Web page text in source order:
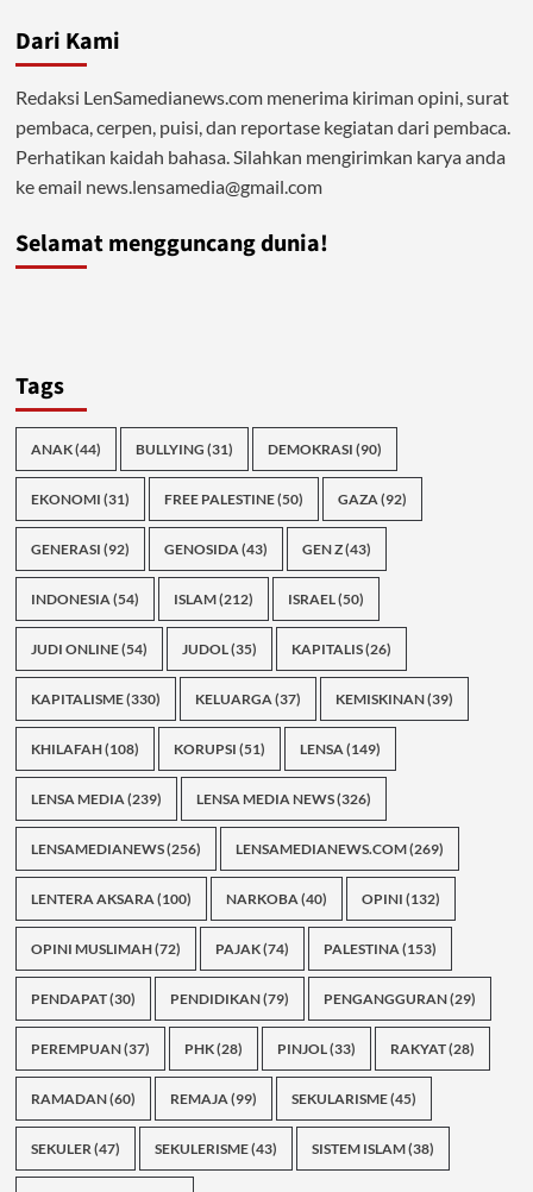
Dari Kami
Redaksi LenSamedianews.com menerima kiriman opini, surat
pembaca, cerpen, puisi, dan reportase kegiatan dari pembaca.
Perhatikan kaidah bahasa. Silahkan mengirimkan karya anda
ke email news.lensamedia@gmail.com
Selamat mengguncang dunia!
Tags
ANAK(44) BULLYING (31) DEMOKRASI (90)
EKONOMI (31) FREE PALESTINE(50) GAZA(92)
GENERASI (92) GENOSIDA(43) GEN Z(43)
INDONESIA(54) ISLAM(212) ISRAEL(50)
JUDI ONLINE(54) JUDOL(35) KAPITALIS(26)
KAPITALISME(330) KELUARGA(37) KEMISKINAN(39)
KHILAFAH(108) KORUPSI (51) LENSA(149)
LENSA MEDIA(239) LENSA MEDIA NEWS(326)
LENSAMEDIANEWS(256) LENSAMEDIANEWS.COM(269)
LENTERA AKSARA(100) NARKOBA(40) OPINI (132)
OPINI MUSLIMAH(72) PAJAK(74) PALESTINA(153)
PENDAPAT(30) PENDIDIKAN(79) PENGANGGURAN(29)
PEREMPUAN(37) PHK(28) PINJOL(33) RAKYAT(28)
RAMADAN(60) REMAJA(99) SEKULARISME(45)
SEKULER(47) SEKULERISME(43) SISTEM ISLAM(38)